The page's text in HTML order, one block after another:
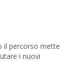
il percorso mette
i nuovi